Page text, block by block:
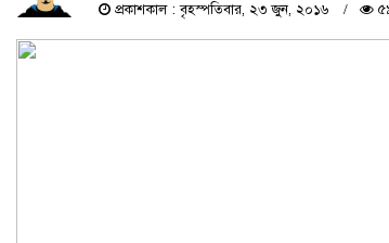
প্রকাশকাল : বৃহস্পতিবার, ২৩ জুন, ২০১৬